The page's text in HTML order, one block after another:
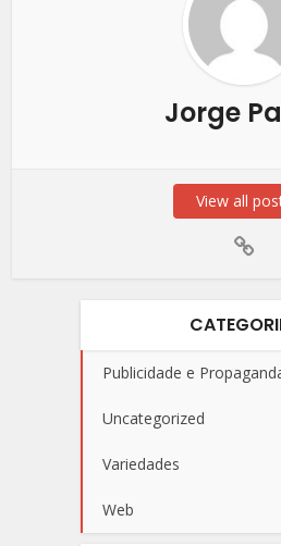
Jorge
View all
Publicidade e
Uncategorized
Variedades
Web